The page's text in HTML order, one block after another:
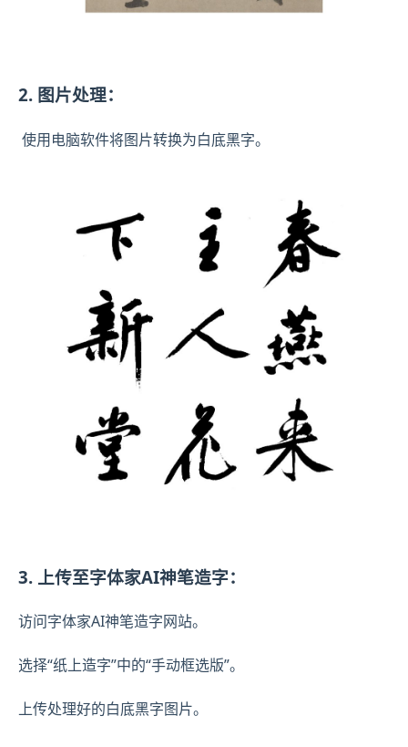
2. 图片处理：
使用电脑软件将图片转换为白底黑字。
3. 上传至字体家AI神笔造字：
访问字体家AI神笔造字网站。
选择“纸上造字”中的“手动框选版”。
上传处理好的白底黑字图片。